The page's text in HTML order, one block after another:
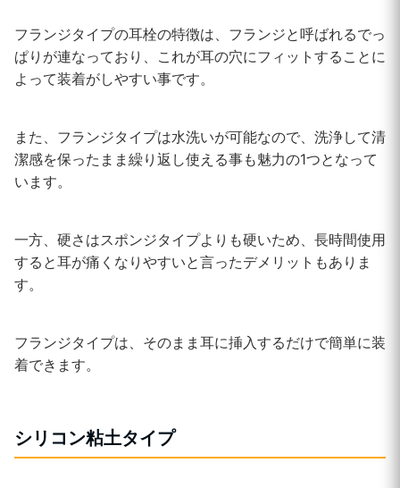
フランジタイプの耳栓の特徴は、フランジと呼ばれるでっ
ぱりが連なっており、これが耳の穴にフィットすることに
よって装着がしやすい事です。
また、フランジタイプは水洗いが可能なので、洗浄して清
潔感を保ったまま繰り返し使える事も魅力の1つとなって
います。
一方、硬さはスポンジタイプよりも硬いため、長時間使用
すると耳が痛くなりやすいと言ったデメリットもありま
す。
フランジタイプは、そのまま耳に挿入するだけで簡単に装
着できます。
シリコン粘土タイプ